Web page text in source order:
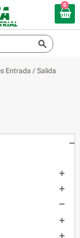
0

Entrada / Salida





